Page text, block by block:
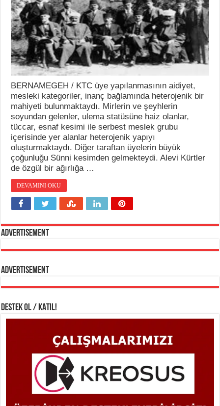
BERNAMEGEH / KTC üye yapılanmasının aidiyet,
mesleki kategoriler, inanç bağlamında heterojenik bir
mahiyeti bulunmaktaydı. Mirlerin ve şeyhlerin
soyundan gelenler, ulema statüsüne haiz olanlar,
tüccar, esnaf kesimi ile serbest meslek grubu
içerisinde yer alanlar heterojenik yapıyı
oluşturmaktaydı. Diğer taraftan üyelerin büyük
çoğunluğu Sünni kesimden gelmekteydi. Alevi Kürtler
de özgül bir ağırlığa …
DEVAMINI OKU
Advertisement
Advertisement
DESTEK OL / KATIL!